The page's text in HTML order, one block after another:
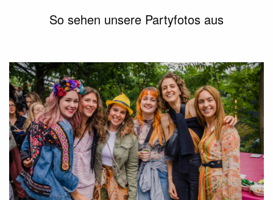
So sehen unsere Partyfotos aus